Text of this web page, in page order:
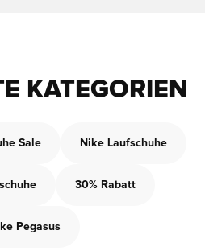
KATEGORIEN
Sale Nike Laufschuhe
30% Rabatt
Pegasus